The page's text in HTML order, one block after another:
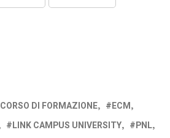
CORSO DI FORMAZIONE
ECM
LINK CAMPUS UNIVERSITY
PNL